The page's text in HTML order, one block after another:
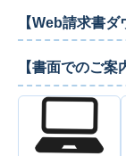
【Web請求書ダ
【書面でのご案